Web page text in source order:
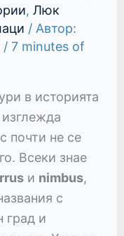
, Люк
/ Автор:
/ 7 minutes of
в историята
изглежда
почти не се
Всеки знае
и nimbus,
с
град и